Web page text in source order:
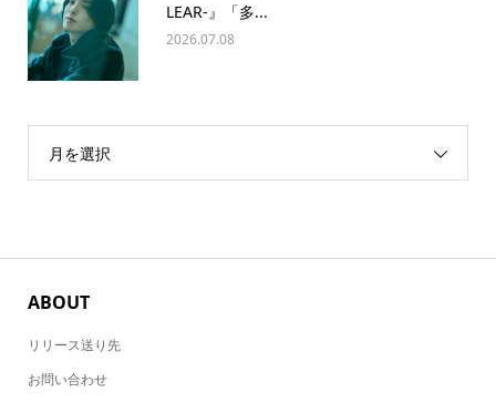
LEAR-』「多...
2026.07.08
月を選択
ABOUT
リリース送り先
お問い合わせ